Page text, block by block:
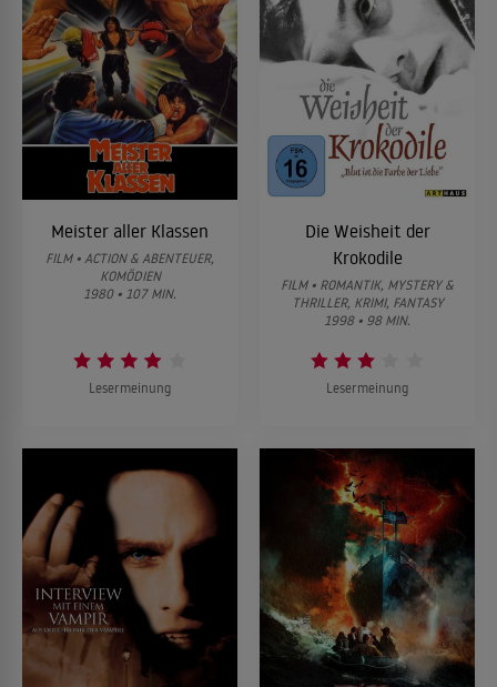
Meister aller Klassen
FILM • ACTION & ABENTEUER,
KOMÖDIEN
1980 • 107 MIN.
Lesermeinung
Die Weisheit der
Krokodile
FILM • ROMANTIK, MYSTERY &
THRILLER, KRIMI, FANTASY
1998 • 98 MIN.
Lesermeinung